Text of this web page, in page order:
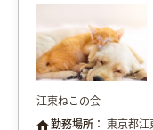
江東ねこの会
勤務場所： 東京都江